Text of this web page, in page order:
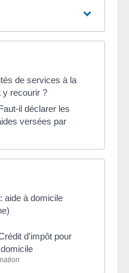
de services à la
y recourir ?
il déclarer les
versées par
aide à domicile
d'impôt pour